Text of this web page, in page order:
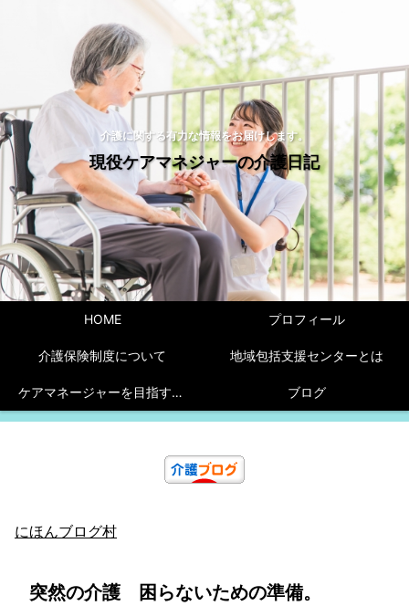
介護に関する有力な情報をお届けします。
現役ケアマネジャーの介護日記
HOME プロフィール
介護保険制度について 地域包括支援センターとは
ケアマネージャーを目指すには！ ブログ
にほんブログ村
突然の介護 困らないための準備。